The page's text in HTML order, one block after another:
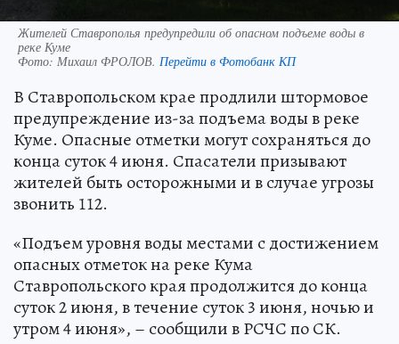
Жителей Ставрополья предупредили об опасном подъеме воды в
реке Куме
Фото: Михаил ФРОЛОВ. Перейти в Фотобанк КП
В Ставропольском крае продлили штормовое
предупреждение из-за подъема воды в реке
Куме. Опасные отметки могут сохраняться до
конца суток 4 июня. Спасатели призывают
жителей быть осторожными и в случае угрозы
звонить 112.
«Подъем уровня воды местами с достижением
опасных отметок на реке Кума
Ставропольского края продолжится до конца
суток 2 июня, в течение суток 3 июня, ночью и
утром 4 июня», – сообщили в РСЧС по СК.